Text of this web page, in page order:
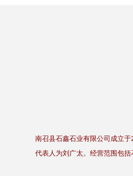
南召县石鑫石业有限公司成立
代表人为刘广太。经营范围包